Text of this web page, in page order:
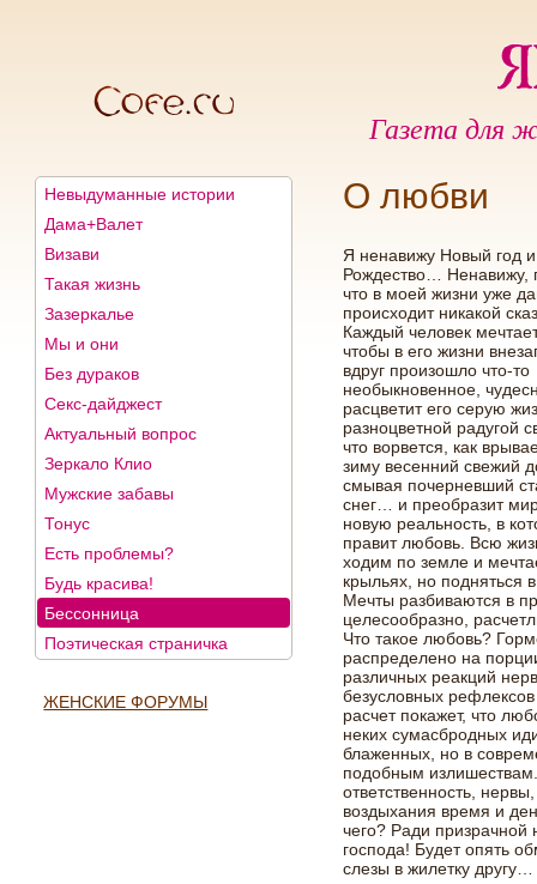
Газета для
Невыдуманные истории
Дама+Валет
Визави
Такая жизнь
Зазеркалье
Мы и они
Без дураков
Секс-дайджест
Актуальный вопрос
Зеркало Клио
Мужские забавы
Тонус
Есть проблемы?
Будь красива!
Бессонница
Поэтическая страничка
ЖЕНСКИЕ ФОРУМЫ
О любви
Я ненавижу Новый год и
Рождество… Ненавижу,
что в моей жизни уже
происходит никакой
Каждый человек
чтобы в его жизни
вдруг произошло что-то
необыкновенное,
расцветит его серую
разноцветной радугой
что ворвется, как
зиму весенний свежий
смывая почерневший
снег… и преобразит
новую реальность, в
правит любовь. Всю
ходим по земле и
крыльях, но подняться
Мечты разбиваются в
целесообразно,
Что такое любовь?
распределено на
различных реакций
безусловных
расчет покажет, что
неких сумасбродных
блаженных, но в
подобным
ответственность,
воздыхания время и
чего? Ради призрачной
господа! Будет опять
слезы в жилетку